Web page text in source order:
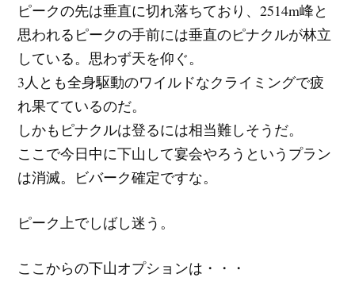
ピークの先は垂直に切れ落ちており、2514m峰と
思われるピークの手前には垂直のピナクルが林立
している。思わず天を仰ぐ。
3人とも全身駆動のワイルドなクライミングで疲
れ果てているのだ。
しかもピナクルは登るには相当難しそうだ。
ここで今日中に下山して宴会やろうというプラン
は消滅。ビバーク確定ですな。
ピーク上でしばし迷う。
ここからの下山オプションは・・・